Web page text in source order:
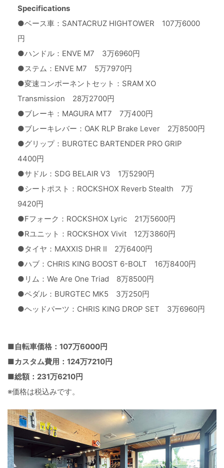
Specifications
●ベース車：SANTACRUZ HIGHTOWER 107万6000
円
●ハンドル：ENVE M7 3万6960円
●ステム：ENVE M7 5万7970円
●変速コンポーネントセット：SRAM XO
Transmission 28万2700円
●ブレーキ：MAGURA MT7 7万400円
●ブレーキレバー：OAK RLP Brake Lever 2万8500円
●グリップ：BURGTEC BARTENDER PRO GRIP
4400円
●サドル：SDG BELAIR V3 1万5290円
●シートポスト：ROCKSHOX Reverb Stealth 7万
9420円
●Fフォーク：ROCKSHOX Lyric 21万5600円
●Rユニット：ROCKSHOX Vivit 12万3860円
●タイヤ：MAXXIS DHR II 2万6400円
●ハブ：CHRIS KING BOOST 6-BOLT 16万8400円
●リム：We Are One Triad 8万8500円
●ペダル：BURGTEC MK5 3万250円
●ヘッドパーツ：CHRIS KING DROP SET 3万6960円
■自転車価格：107万6000円
■カスタム費用：124万7210円
■総額：231万6210円
※価格は税込みです。